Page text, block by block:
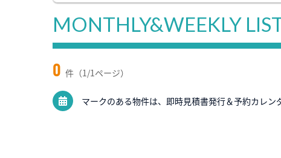
MONTHLY&WEEKLY
0 件（1/1ページ）
マークのある物件は、即時見積書発行＆予約カレン